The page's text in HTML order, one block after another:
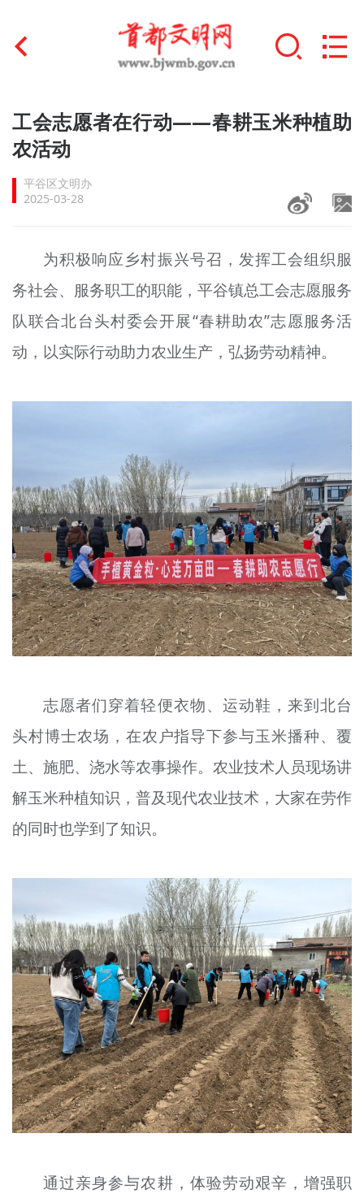
首页
文明创建
文明实践
未成年人思想道德建设
榜样人物
+
身边好人
宣传思想文化人才
专题
资料库
+
工会志愿者在行动——春耕玉米种植助
农活动
平谷区文明办
2025-03-28
为积极响应乡村振兴号召，发挥工会组织服
务社会、服务职工的职能，平谷镇总工会志愿服务
队联合北台头村委会开展“春耕助农”志愿服务活
动，以实际行动助力农业生产，弘扬劳动精神。
志愿者们穿着轻便衣物、运动鞋，来到北台
头村博士农场，在农户指导下参与玉米播种、覆
土、施肥、浇水等农事操作。农业技术人员现场讲
解玉米种植知识，普及现代农业技术，大家在劳作
的同时也学到了知识。
通过亲身参与农耕，体验劳动艰辛，增强职